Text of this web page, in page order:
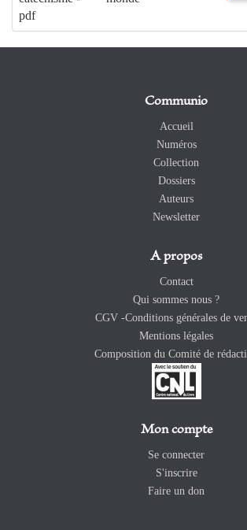
pdf
Communio
Accueil
Numéros
Collection
Dossiers
Auteurs
Newsletter
A propos
Contact
Qui sommes nous ?
CGV -Conditions générales de
Mentions légales
Composition du Comité de
Mon compte
Se connecter
S'inscrire
Faire un don